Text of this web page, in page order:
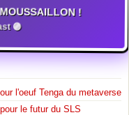
!
🟣
l'oeuf Tenga du metaverse
le futur du SLS